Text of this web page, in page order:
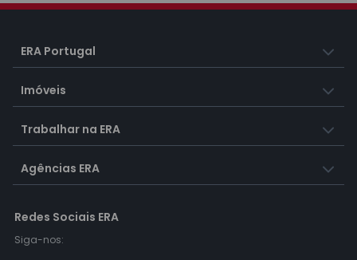
ERA Portugal
Imóveis
Trabalhar na ERA
Agências ERA
Redes Sociais ERA
Siga-nos: